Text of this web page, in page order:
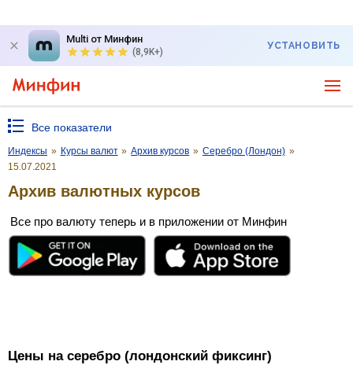
Multi от Минфин
(8,9K+)
УСТАНОВИТЬ
Все показатели
Индексы » Курсы валют » Архив курсов » Серебро (Лондон) »
15.07.2021
Архив валютных курсов
Все про валюту теперь и в приложении от Минфин
Цены на серебро (лондонский фиксинг)